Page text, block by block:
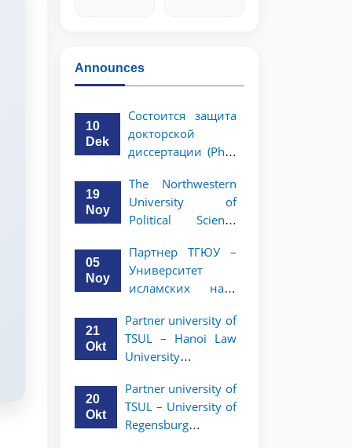
Announces
10
Dek
Состоится защита
докторской
диссертации (PhD)
19
Noy
The Northwestern
University of
Political Science
of TSUL, has
announced an
academic mobility
and 3rd-year
students
05
Noy
Партнер ТГЮУ –
Университет
исламских наук
объявляет
программу
академической
студентов 2–3
курсов ТГЮУ
21
Okt
Partner university of
TSUL – Hanoi Law
University
academic mobility
program for 2nd–
3rd year students.
20
Okt
Partner university of
TSUL – University of
Regensburg